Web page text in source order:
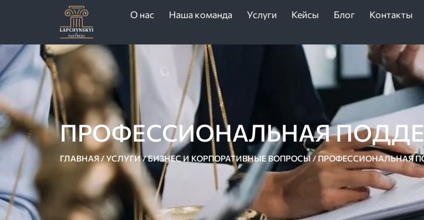
О нас Наша команда Услуги Кейсы Блог Контакты
ПРОФЕССИОНАЛЬНАЯ
ГЛАВНАЯ/УСЛУГИ/БИЗНЕС И КОРПОРАТИВНЫЕ ВОПРОСЫ/ ПРОФЕССИОНАЛЬНАЯ